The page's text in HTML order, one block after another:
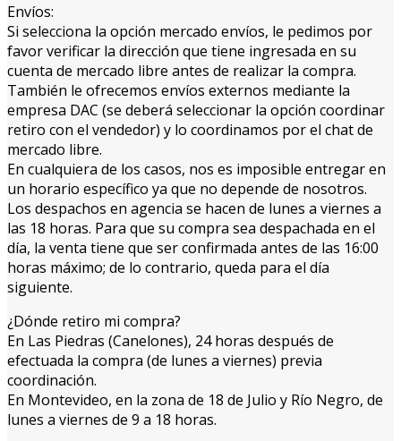
Envíos:
Si selecciona la opción mercado envíos, le pedimos por
favor verificar la dirección que tiene ingresada en su
cuenta de mercado libre antes de realizar la compra.
También le ofrecemos envíos externos mediante la
empresa DAC (se deberá seleccionar la opción coordinar
retiro con el vendedor) y lo coordinamos por el chat de
mercado libre.
En cualquiera de los casos, nos es imposible entregar en
un horario específico ya que no depende de nosotros.
Los despachos en agencia se hacen de lunes a viernes a
las 18 horas. Para que su compra sea despachada en el
día, la venta tiene que ser confirmada antes de las 16:00
horas máximo; de lo contrario, queda para el día
siguiente.
¿Dónde retiro mi compra?
En Las Piedras (Canelones), 24 horas después de
efectuada la compra (de lunes a viernes) previa
coordinación.
En Montevideo, en la zona de 18 de Julio y Río Negro, de
lunes a viernes de 9 a 18 horas.